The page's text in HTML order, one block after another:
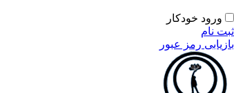
ورود خودکار
ثبت نام
بازیابی رمز عبور